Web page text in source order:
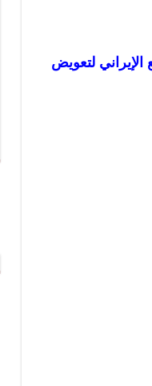
الإيراني لتعويض